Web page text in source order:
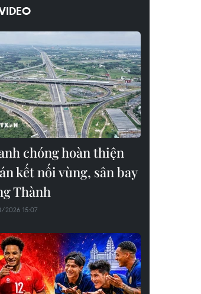
chóng hoàn thiện
kết nối vùng, sân bay
Thành
15:07